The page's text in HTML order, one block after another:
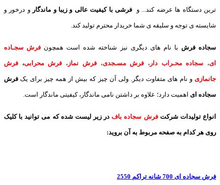
ترین دستگاه ها عرضه کند... و فرشی با کیفیت عالی و زیبا و ماندگار و درخور و
شایسته ی توجه و سلیقه ی شما خریدار محترم تولید کند.
سجاده فرش با نام های دیگری نیز شناخته شده است همچون فرش سجـاده
ای، سجاده محـراب دار ، فرش مسـجدی،فرش نماز ، فرش محرابی، فرش
جانمازی و نام های متفاوت دیگر. ولی آن چیز که بیش از همه چیز برای یک فرش
سجاده ای اهمیت دارد؛ علاوه بر داشتن نامی ماندگار، کیفیتی ماندگار است.
انواع تولیدات شرکتفرش سجاده بافدر زیر لیست شده که می توانید با کلیک
روی هر کدام به صفحه مربوط به آن بروید:
فرش سجاده ای 700 شانه تراکم 2550